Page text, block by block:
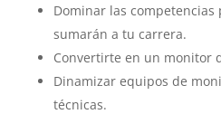
Dominar las competencias
sumarán a tu carrera.
Convertirte en un monitor
Dinamizar equipos de
técnicas.